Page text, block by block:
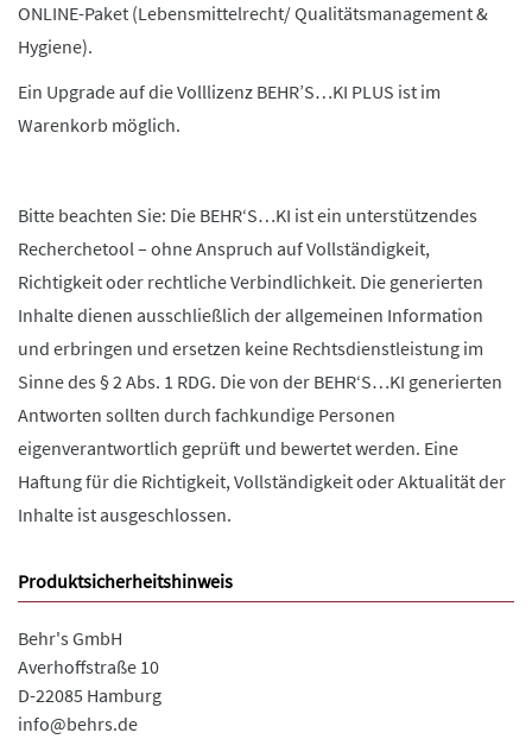
ONLINE-Paket (Lebensmittelrecht/ Qualitätsmanagement &
Hygiene).
Ein Upgrade auf die Volllizenz BEHR’S…KI PLUS ist im
Warenkorb möglich.
Bitte beachten Sie: Die BEHR‘S…KI ist ein unterstützendes
Recherchetool – ohne Anspruch auf Vollständigkeit,
Richtigkeit oder rechtliche Verbindlichkeit. Die generierten
Inhalte dienen ausschließlich der allgemeinen Information
und erbringen und ersetzen keine Rechtsdienstleistung im
Sinne des § 2 Abs. 1 RDG. Die von der BEHR‘S…KI generierten
Antworten sollten durch fachkundige Personen
eigenverantwortlich geprüft und bewertet werden. Eine
Haftung für die Richtigkeit, Vollständigkeit oder Aktualität der
Inhalte ist ausgeschlossen.
Produktsicherheitshinweis
Behr's GmbH
Averhoffstraße 10
D-22085 Hamburg
info@behrs.de